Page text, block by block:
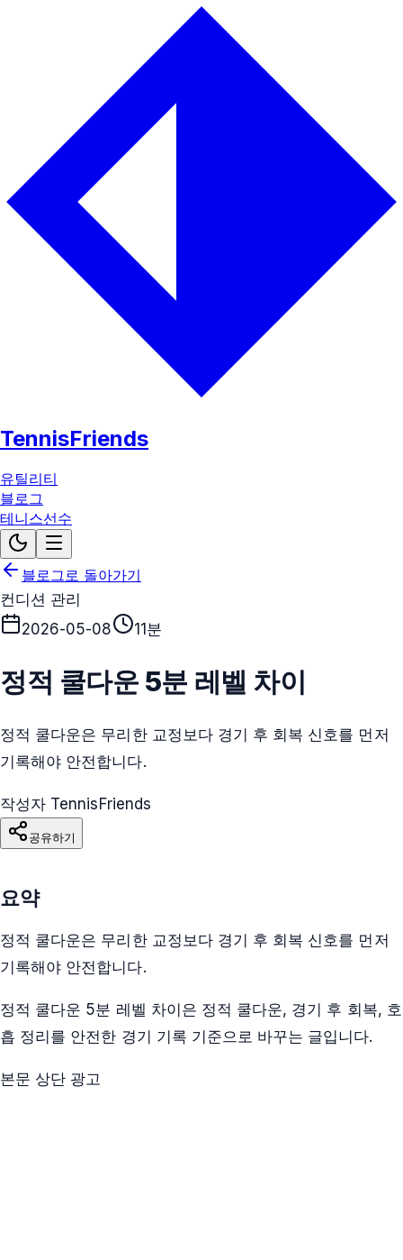
TennisFriends
유틸리티
블로그
테니스선수
블로그로 돌아가기
컨디션 관리
2026-05-08
11분
정적 쿨다운 5분 레벨 차이
정적 쿨다운은 무리한 교정보다 경기 후 회복 신호를 먼저
기록해야 안전합니다.
작성자 TennisFriends
공유하기
요약
정적 쿨다운은 무리한 교정보다 경기 후 회복 신호를 먼저
기록해야 안전합니다.
정적 쿨다운 5분 레벨 차이은 정적 쿨다운, 경기 후 회복, 호
흡 정리를 안전한 경기 기록 기준으로 바꾸는 글입니다.
본문 상단 광고